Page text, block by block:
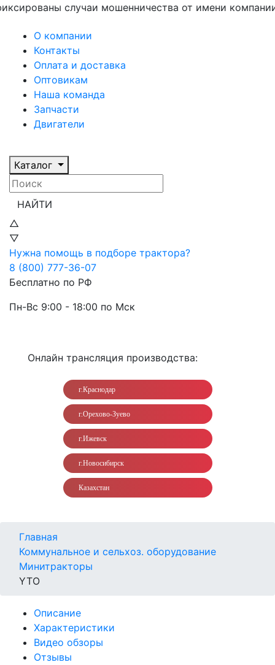
случаи мошенничества от имени компании
О компании
Контакты
Оплата и доставка
Оптовикам
Наша команда
Запчасти
Двигатели
Каталог
НАЙТИ
△
▽
Нужна помощь в подборе трактора?
8 (800) 777-36-07
Бесплатно по РФ
Пн-Вс 9:00 - 18:00 по Мск
Онлайн трансляция производства:
г.Краснодар
г.Орехово-Зуево
г.Ижевск
г.Новосибирск
Казахстан
Главная
Коммунальное и сельхоз. оборудование
Минитракторы
YTO
Описание
Характеристики
Видео обзоры
Отзывы